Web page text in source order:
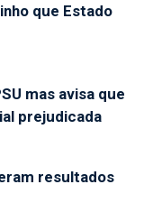
que Estado
mas avisa que
prejudicada
resultados